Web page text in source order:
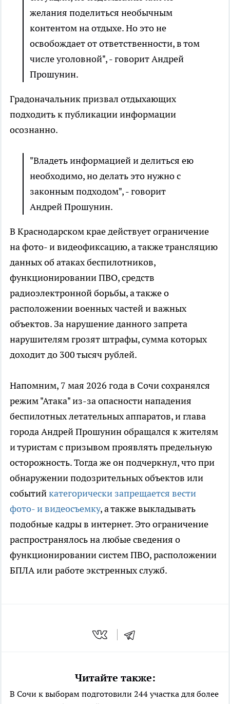
желания поделиться необычным
контентом на отдыхе. Но это не
освобождает от ответственности, в том
числе уголовной", - говорит Андрей
Прошунин.
Градоначальник призвал отдыхающих
подходить к публикации информации
осознанно.
"Владеть информацией и делиться ею
необходимо, но делать это нужно с
законным подходом", - говорит
Андрей Прошунин.
В Краснодарском крае действует ограничение
на фото- и видеофиксацию, а также трансляцию
данных об атаках беспилотников,
функционировании ПВО, средств
радиоэлектронной борьбы, а также о
расположении военных частей и важных
объектов. За нарушение данного запрета
нарушителям грозят штрафы, сумма которых
доходит до 300 тысяч рублей.
Напомним, 7 мая 2026 года в Сочи сохранялся
режим "Атака" из-за опасности нападения
беспилотных летательных аппаратов, и глава
города Андрей Прошунин обращался к жителям
и туристам с призывом проявлять предельную
осторожность. Тогда же он подчеркнул, что при
обнаружении подозрительных объектов или
событийкатегорически запрещается вести
фото- и видеосъемку, а также выкладывать
подобные кадры в интернет. Это ограничение
распространялось на любые сведения о
функционировании систем ПВО, расположении
БПЛА или работе экстренных служб.
Читайте также:
В Сочи к выборам подготовили 244 участка для более